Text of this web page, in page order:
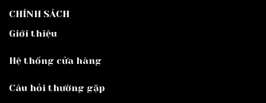
CHÍNH SÁCH
Giới thiệu
Hệ thống cửa hàng
Câu hỏi thường gặp